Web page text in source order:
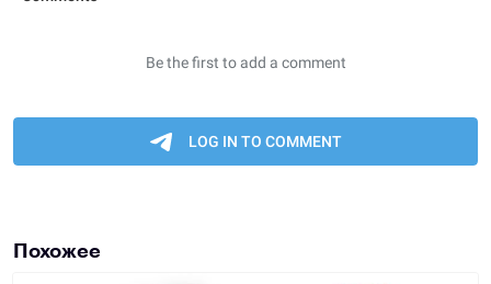
Похожее